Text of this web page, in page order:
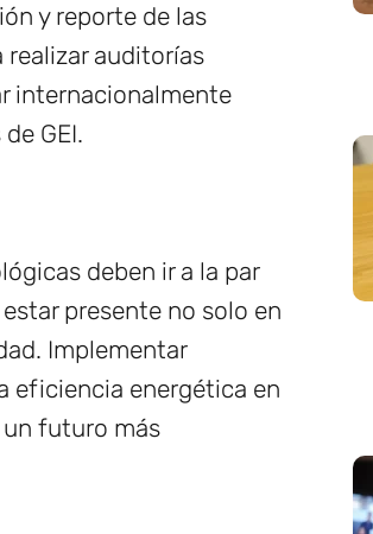
y reporte de las
realizar auditorías
internacionalmente
GEI.
deben ir a la par
presente no solo en
Implementar
eficiencia energética en
futuro más